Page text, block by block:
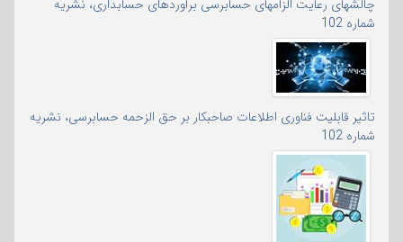
چالشهای رعایت الزامهای حسابرسی براوردهای حسابداری، نشریه
شماره 102
تاثیر قابلیت فناوری اطلاعات صاحبکار بر حق الزحمه حسابرسی، نشریه
شماره 102